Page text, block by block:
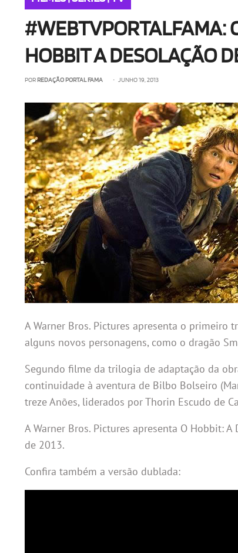
#WEBTVPORTALFAMA:
HOBBIT A DESOLAÇÃO
POR REDAÇÃO PORTAL FAMA • JUNHO 19, 2013
A Warner Bros. Pictures apresenta o primeiro
alguns novos personagens, como o dragão
Segundo filme da trilogia de adaptação da
continuidade à aventura de Bilbo Bolseiro
treze Anões, liderados por Thorin Escudo de
A Warner Bros. Pictures apresenta O Hobbit:
de 2013.
Confira também a versão dublada: